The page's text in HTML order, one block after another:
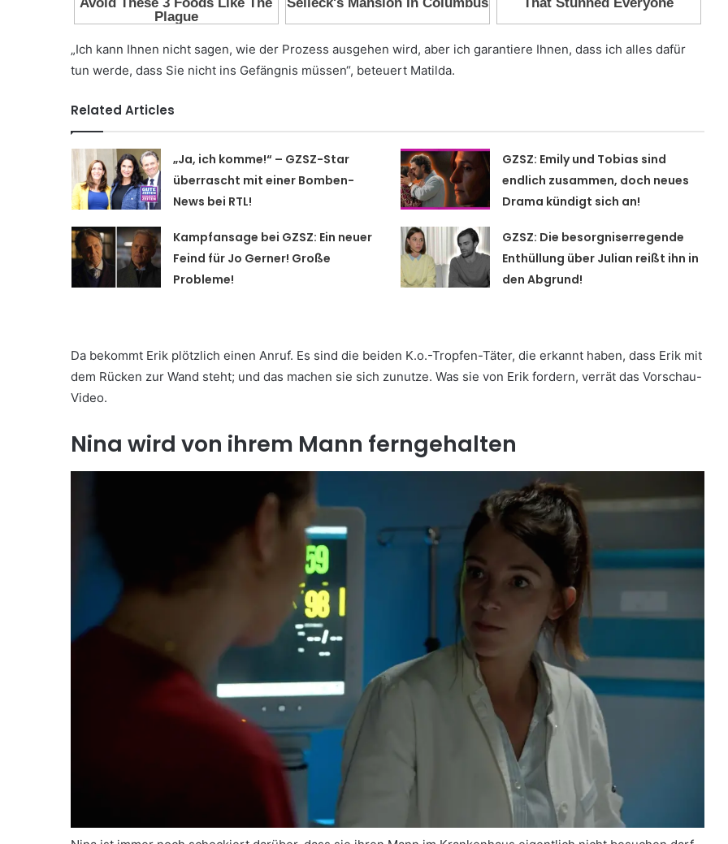
„Ich kann Ihnen nicht sagen, wie der Prozess ausgehen wird, aber ich garantiere Ihnen, dass ich alles dafür
tun werde, dass Sie nicht ins Gefängnis müssen“, beteuert Matilda.
Related Articles
„Ja, ich komme!“ – GZSZ-Star
überrascht mit einer Bomben-
News bei RTL!
GZSZ: Emily und Tobias sind
endlich zusammen, doch neues
Drama kündigt sich an!
Kampfansage bei GZSZ: Ein neuer
Feind für Jo Gerner! Große
Probleme!
GZSZ: Die besorgniserregende
Enthüllung über Julian reißt ihn in
den Abgrund!
Da bekommt Erik plötzlich einen Anruf. Es sind die beiden K.o.-Tropfen-Täter, die erkannt haben, dass Erik mit
dem Rücken zur Wand steht; und das machen sie sich zunutze. Was sie von Erik fordern, verrät das Vorschau-
Video.
Nina wird von ihrem Mann ferngehalten